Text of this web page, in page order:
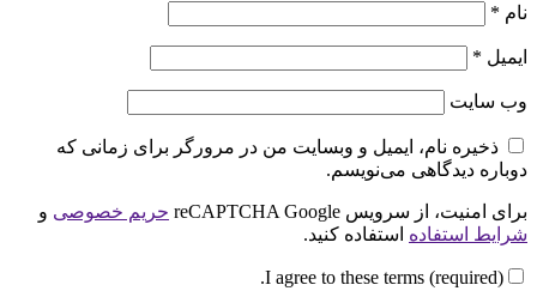
نام *
ایمیل *
وب‌ سایت
ذخیره نام، ایمیل و وبسایت من در مرورگر برای زمانی که
دوباره دیدگاهی می‌نویسم.
برای امنیت، از سرویس reCAPTCHA Google حریم خصوصی و
شرایط استفاده استفاده کنید.
I agree to these terms (required).